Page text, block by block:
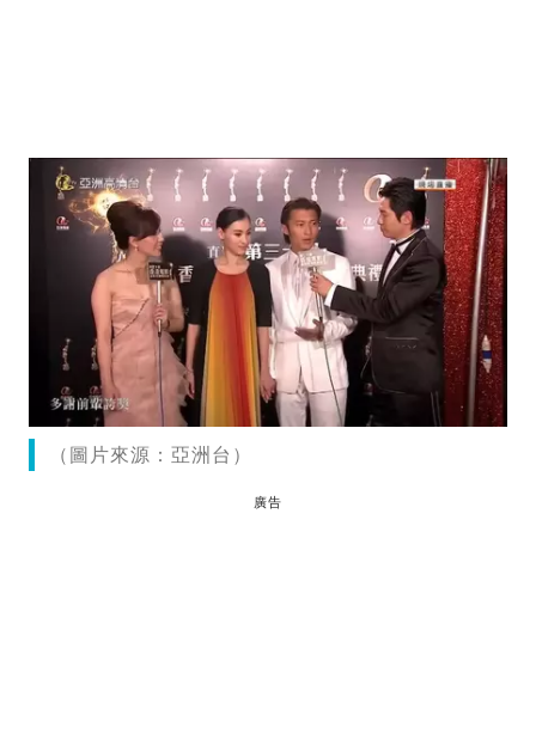
（圖片來源：亞洲台）
廣告